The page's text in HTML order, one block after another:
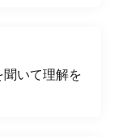
いて理解を